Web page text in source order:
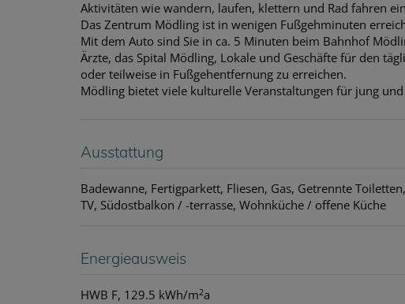
Aktivitäten wie wandern, laufen, klettern und Rad fahren
Das Zentrum Mödling ist in wenigen Fußgehminuten
Mit dem Auto sind Sie in ca. 5 Minuten beim Bahnhof
Ärzte, das Spital Mödling, Lokale und Geschäfte für den
oder teilweise in Fußgehentfernung zu erreichen.
Mödling bietet viele kulturelle Veranstaltungen für jung
Ausstattung
Badewanne Fertigparkett Fliesen Gas Getrennte Toiletten
TV Südostbalkon / -terrasse Wohnküche / offene Küche
Energieausweis
HWB F, 129.5 kWh/m2a